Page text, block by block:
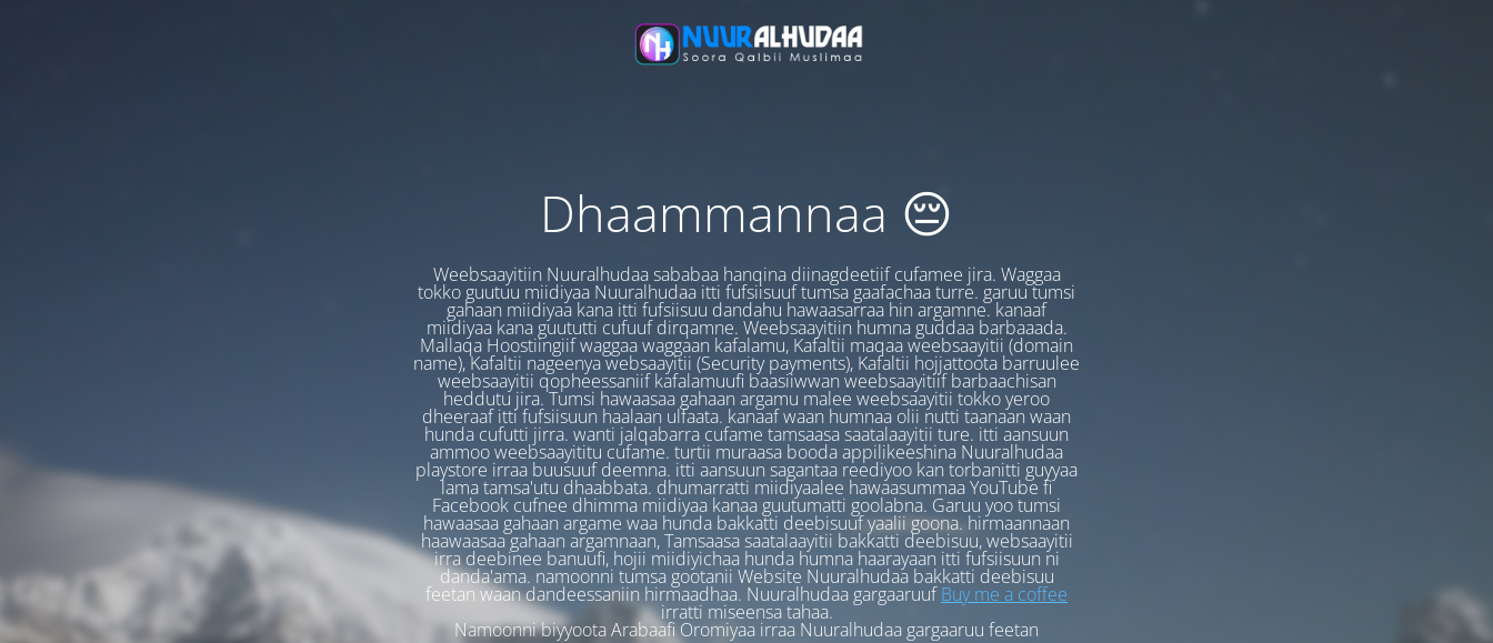
Dhaammannaa 😔
Weebsaayitiin Nuuralhudaa sababaa hanqina diinagdeetiif cufamee jira. Waggaa
tokko guutuu miidiyaa Nuuralhudaa itti fufsiisuuf tumsa gaafachaa turre. garuu tumsi
gahaan miidiyaa kana itti fufsiisuu dandahu hawaasarraa hin argamne. kanaaf
miidiyaa kana guututti cufuuf dirqamne. Weebsaayitiin humna guddaa barbaaada.
Mallaqa Hoostiingiif waggaa waggaan kafalamu, Kafaltii maqaa weebsaayitii (domain
name), Kafaltii nageenya websaayitii (Security payments), Kafaltii hojjattoota barruulee
weebsaayitii qopheessaniif kafalamuufi baasiiwwan weebsaayitiif barbaachisan
heddutu jira. Tumsi hawaasaa gahaan argamu malee weebsaayitii tokko yeroo
dheeraaf itti fufsiisuun haalaan ulfaata. kanaaf waan humnaa olii nutti taanaan waan
hunda cufutti jirra. wanti jalqabarra cufame tamsaasa saatalaayitii ture. itti aansuun
ammoo weebsaayititu cufame. turtii muraasa booda appilikeeshina Nuuralhudaa
playstore irraa buusuuf deemna. itti aansuun sagantaa reediyoo kan torbanitti guyyaa
lama tamsa'utu dhaabbata. dhumarratti miidiyaalee hawaasummaa YouTube fi
Facebook cufnee dhimma miidiyaa kanaa guutumatti goolabna. Garuu yoo tumsi
hawaasaa gahaan argame waa hunda bakkatti deebisuuf yaalii goona. hirmaannaan
haawaasaa gahaan argamnaan, Tamsaasa saatalaayitii bakkatti deebisuu, websaayitii
irra deebinee banuufi, hojii miidiyichaa hunda humna haarayaan itti fufsiisuun ni
danda'ama. namoonni tumsa gootanii Website Nuuralhudaa bakkatti deebisuu
feetan waan dandeessaniin hirmaadhaa. Nuuralhudaa gargaaruufBuy me a coffee
irratti miseensa tahaa.
Namoonni biyyoota Arabaafi Oromiyaa irraa Nuuralhudaa gargaaruu feetan